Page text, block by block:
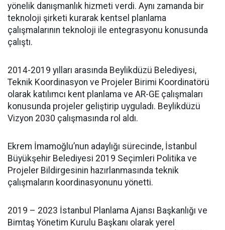
yönelik danışmanlık hizmeti verdi. Aynı zamanda bir
teknoloji şirketi kurarak kentsel planlama
çalışmalarının teknoloji ile entegrasyonu konusunda
çalıştı.
2014-2019 yılları arasında Beylikdüzü Belediyesi,
Teknik Koordinasyon ve Projeler Birimi Koordinatörü
olarak katılımcı kent planlama ve AR-GE çalışmaları
konusunda projeler geliştirip uyguladı. Beylikdüzü
Vizyon 2030 çalışmasında rol aldı.
Ekrem İmamoğlu’nun adaylığı sürecinde, İstanbul
Büyükşehir Belediyesi 2019 Seçimleri Politika ve
Projeler Bildirgesinin hazırlanmasında teknik
çalışmaların koordinasyonunu yönetti.
2019 – 2023 İstanbul Planlama Ajansı Başkanlığı ve
Bimtaş Yönetim Kurulu Başkanı olarak yerel